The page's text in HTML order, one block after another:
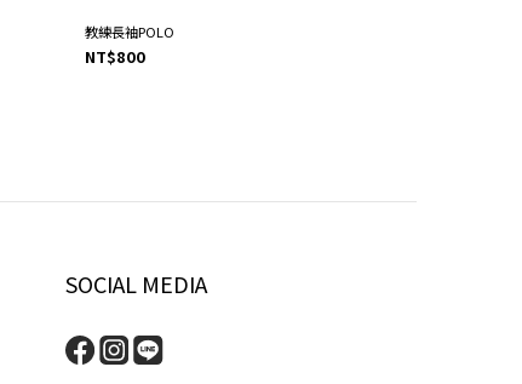
教練長袖POLO
NT$800
SOCIAL MEDIA